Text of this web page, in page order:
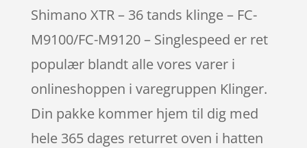
Shimano XTR – 36 tands klinge – FC-
M9100/FC-M9120 – Singlespeed er ret
populær blandt alle vores varer i
onlineshoppen i varegruppen Klinger.
Din pakke kommer hjem til dig med
hele 365 dages returret oven i hatten